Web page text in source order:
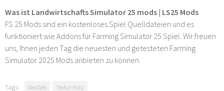
Was ist Landwirtschafts Simulator 25 mods | LS25 Mods
FS 25 Mods sind ein kostenloses Spiel Quelldateien und es
funktioniert wie Addons für Farming Simulator 25 Spiel. Wir freuen
uns, Ihnen jeden Tag die neuesten und getesteten Farming
Simulator 2025 Mods anbieten zu können.
Tags: Das Geb Textur Putz